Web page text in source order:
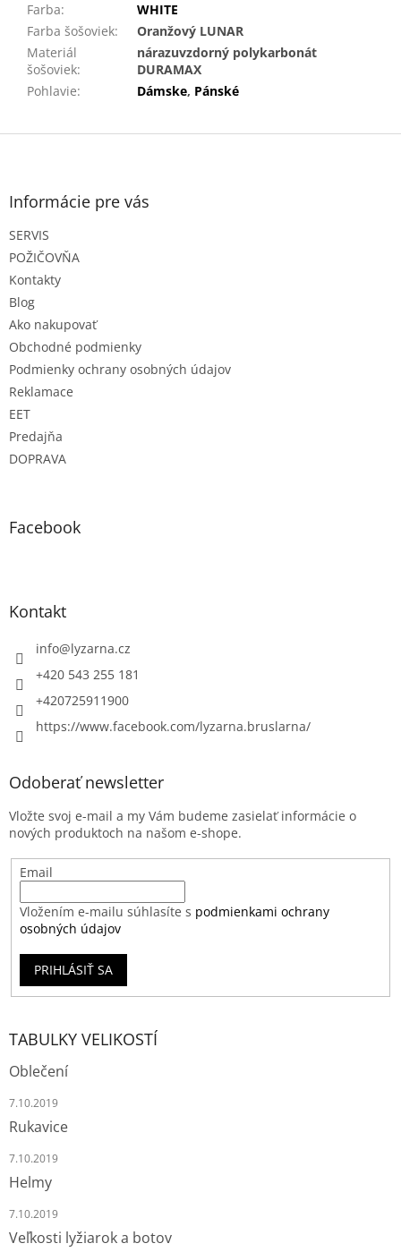
Farba:
WHITE
Farba šošoviek:
Oranžový LUNAR
Materiál
šošoviek:
nárazuvzdorný polykarbonát
DURAMAX
Pohlavie: Dámske, Pánské
Z
Informácie pre vás
SERVIS
POŽIČOVŇA
Kontakty
Blog
Ako nakupovať
Obchodné podmienky
Podmienky ochrany osobných údajov
Reklamace
EET
Predajňa
DOPRAVA
Facebook
Kontakt
info@lyzarna.cz
+420 543 255 181
+420725911900
https://www.facebook.com/lyzarna.bruslarna/
Odoberať newsletter
Vložte svoj e-mail a my Vám budeme zasielať informácie o
nových produktoch na našom e-shope.
Email
Vložením e-mailu súhlasíte s podmienkami ochrany
osobných údajov
PRIHLÁSIŤ SA
TABULKY VELIKOSTÍ
Oblečení
7.10.2019
Rukavice
7.10.2019
Helmy
7.10.2019
Veľkosti lyžiarok a botov